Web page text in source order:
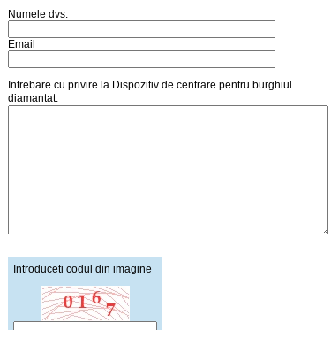
Numele dvs:
Email
Intrebare cu privire la Dispozitiv de centrare pentru burghiul
diamantat:
Introduceti codul din imagine